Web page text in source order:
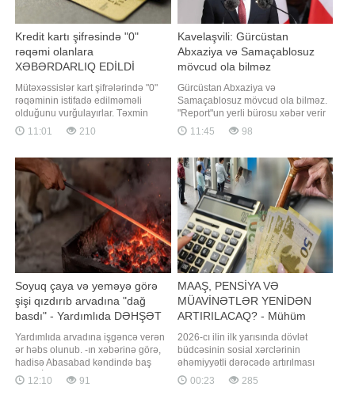
Kredit kartı şifrəsində "0"
rəqəmi olanlara
XƏBƏRDARLIQ EDİLDİ
Mütəxəssislər kart şifrələrində "0"
rəqəminin istifadə edilməməli
olduğunu vurğulayırlar. Təxmin
edilməsi asan ardıcıllıqlarda və
doğum tarixlərində tez-tez istifadə
ilk hədəfi olur. xəbər verir ki, kiber
təhlükəsizlik və bankçılıq
mütəxəssisləri kredit v
11:01 210
Kavelaşvili: Gürcüstan
Abxaziya və Samaçablosuz
mövcud ola bilməz
Gürcüstan Abxaziya və
Samaçablosuz mövcud ola bilməz.
"Report"un yerli bürosu xəbər verir
ki, bunu Gürcüstan Prezidenti Mixeil
Kavelaşvili 2008-ci il avqust
bağlı çıxışında deyib. O, ölkənin
ərazi bütövlüyünün bərpasının
dövlət siyasətinin əsas
istiqamətlərində
11:45 98
Soyuq çaya və yeməyə görə
şişi qızdırıb arvadına "dağ
basdı" - Yardımlıda DƏHŞƏT
Yardımlıda arvadına işgəncə verən
ər həbs olunub. -ın xəbərinə görə,
hadisə Abasabad kəndində baş
verib. İttiham aktına görə, 31 yaşlı
Elçin Mütəllibov (şərti adla) yeməyin
12:10 91
MAAŞ, PENSİYA VƏ
MÜAVİNƏTLƏR YENİDƏN
ARTIRILACAQ? - Mühüm
AÇIQLAMA
2026-cı ilin ilk yarısında dövlət
büdcəsinin sosial xərclərinin
əhəmiyyətli dərəcədə artırılması
maaş, pensiya və sosial
müavinətlərlə bağlı gözləntiləri
00:23 285